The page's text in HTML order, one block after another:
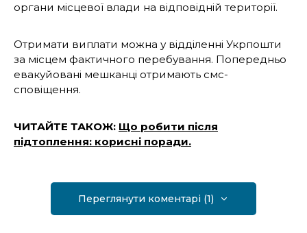
органи місцевої влади на відповідній території.
Отримати виплати можна у відділенні Укрпошти
за місцем фактичного перебування. Попередньо
евакуйовані мешканці отримають смс-
сповіщення.
ЧИТАЙТЕ ТАКОЖ: Що робити після
підтоплення: корисні поради.
Переглянути коментарі (1)